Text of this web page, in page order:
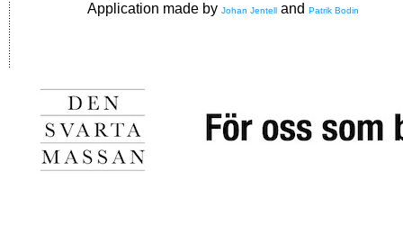
Application made by Johan Jentell and Patrik Bodin